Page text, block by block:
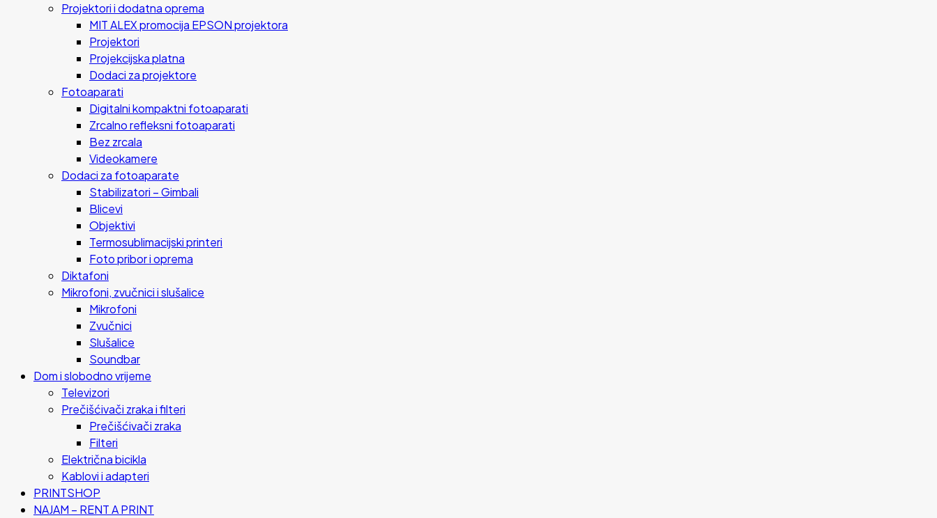
Projektori i dodatna oprema
MIT ALEX promocija EPSON projektora
Projektori
Projekcijska platna
Dodaci za projektore
Fotoaparati
Digitalni kompaktni fotoaparati
Zrcalno refleksni fotoaparati
Bez zrcala
Videokamere
Dodaci za fotoaparate
Stabilizatori – Gimbali
Blicevi
Objektivi
Termosublimacijski printeri
Foto pribor i oprema
Diktafoni
Mikrofoni, zvučnici i slušalice
Mikrofoni
Zvučnici
Slušalice
Soundbar
Dom i slobodno vrijeme
Televizori
Prečišćivači zraka i filteri
Prečišćivači zraka
Filteri
Električna bicikla
Kablovi i adapteri
PRINTSHOP
NAJAM – RENT A PRINT